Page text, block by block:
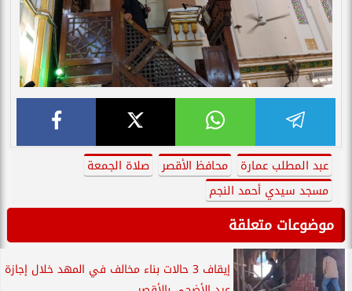
عبد المطلب عمارة محافظ الأقصر
صلاة الجمعة
مسجد سيدي أحمد النجم
موضوعات متعلقة
إيقاف 3 حالات بناء مخالف في المهد خلال إجازة